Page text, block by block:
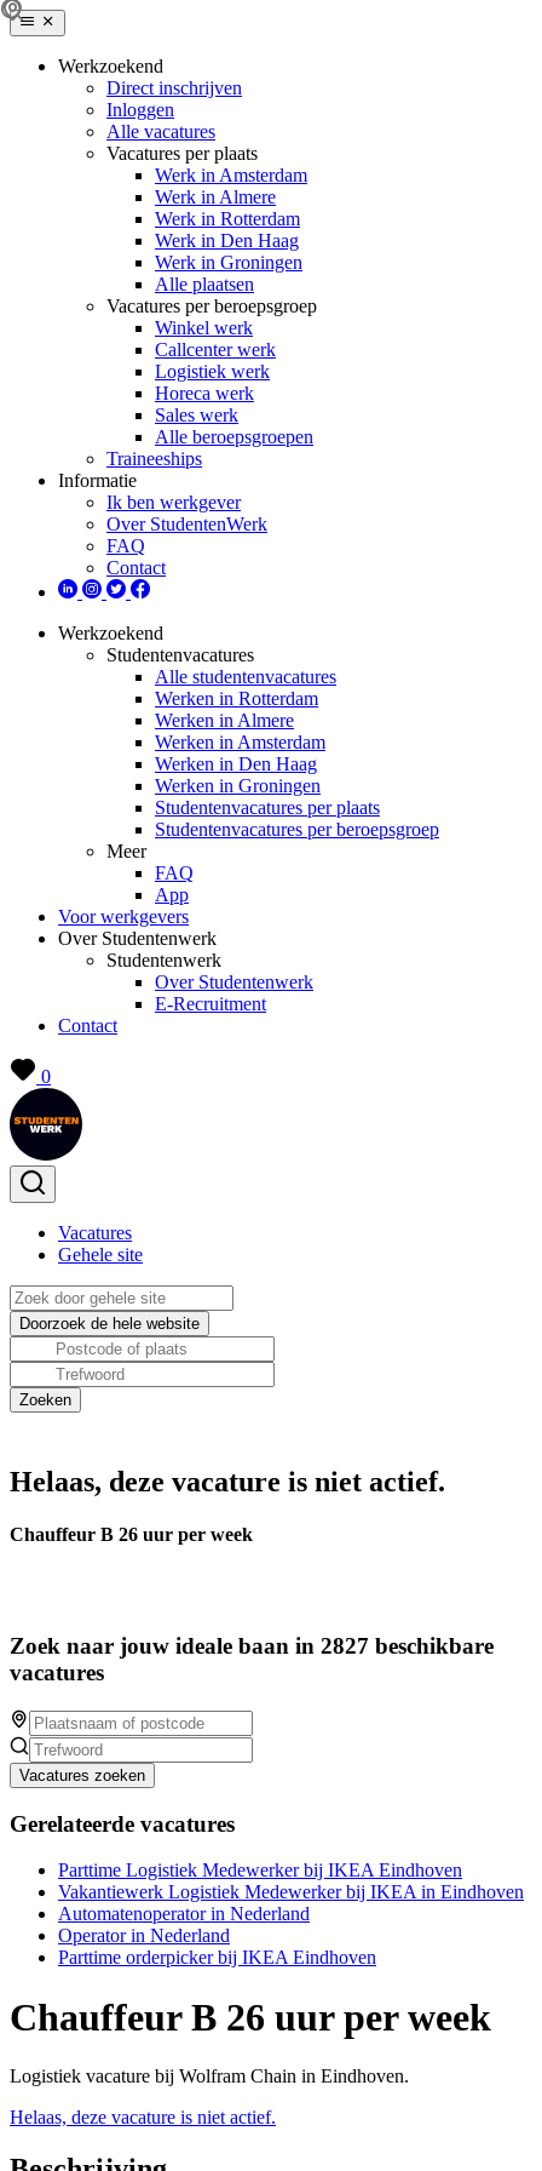
Werkzoekend
Direct inschrijven
Inloggen
Alle vacatures
Vacatures per plaats
Werk in Amsterdam
Werk in Almere
Werk in Rotterdam
Werk in Den Haag
Werk in Groningen
Alle plaatsen
Vacatures per beroepsgroep
Winkel werk
Callcenter werk
Logistiek werk
Horeca werk
Sales werk
Alle beroepsgroepen
Traineeships
Informatie
Ik ben werkgever
Over StudentenWerk
FAQ
Contact
Werkzoekend
Studentenvacatures
Alle studentenvacatures
Werken in Rotterdam
Werken in Almere
Werken in Amsterdam
Werken in Den Haag
Werken in Groningen
Studentenvacatures per plaats
Studentenvacatures per beroepsgroep
Meer
FAQ
App
Voor werkgevers
Over Studentenwerk
Studentenwerk
Over Studentenwerk
E-Recruitment
Contact
0
Vacatures
Gehele site
Helaas, deze vacature is niet actief.
Chauffeur B 26 uur per week
Zoek naar jouw ideale baan in 2827 beschikbare
vacatures
Vacatures zoeken
Gerelateerde vacatures
Parttime Logistiek Medewerker bij IKEA Eindhoven
Vakantiewerk Logistiek Medewerker bij IKEA in Eindhoven
Automatenoperator in Nederland
Operator in Nederland
Parttime orderpicker bij IKEA Eindhoven
Chauffeur B 26 uur per week
Logistiek vacature bij Wolfram Chain in Eindhoven.
Helaas, deze vacature is niet actief.